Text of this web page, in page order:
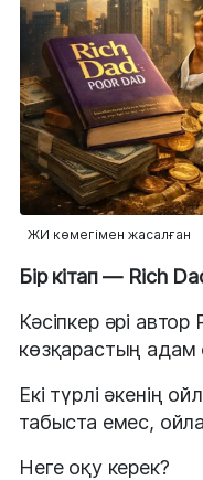
ЖИ көмегімен жасалған
Бір кітап — Rich
Кәсіпкер әрі
көзқарастың адам
Екі түрлі әкенің
табыста емес,
Неге оқу керек?